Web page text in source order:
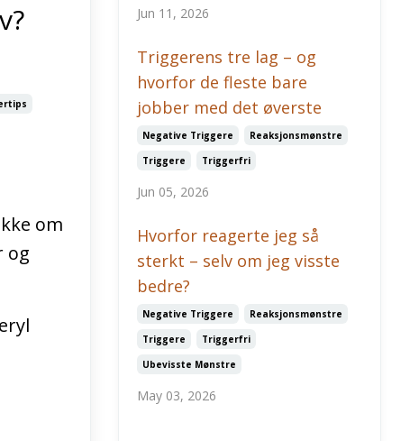
om
og
Jun 11, 2026
Triggerens tre lag – og
hvorfor de fleste bare
jobber med det øverste
Negative Triggere
Reaksjonsmønstre
Triggere
Triggerfri
Jun 05, 2026
Hvorfor reagerte jeg så
sterkt – selv om jeg visste
bedre?
Negative Triggere
Reaksjonsmønstre
Triggere
Triggerfri
Ubevisste Mønstre
May 03, 2026